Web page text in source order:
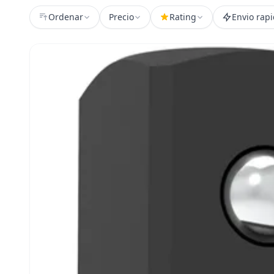
Ordenar Precio Rating Envio